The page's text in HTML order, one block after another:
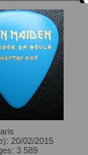
20/02/2015
3 589